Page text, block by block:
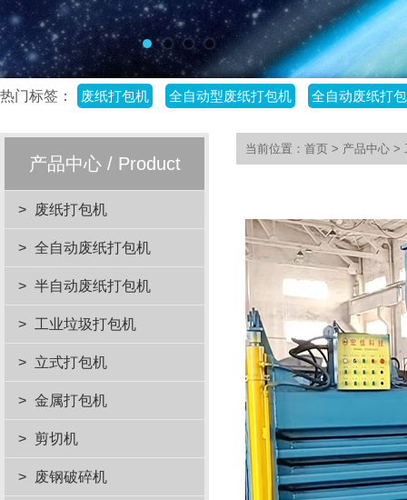
热门标签： 废纸打包机 全自动型废纸打包机 全自动废纸打
产品中心 / Product
> 废纸打包机
> 全自动废纸打包机
> 半自动废纸打包机
> 工业垃圾打包机
> 立式打包机
> 金属打包机
> 剪切机
> 废钢破碎机
当前位置： 首页 > 产品中心 >